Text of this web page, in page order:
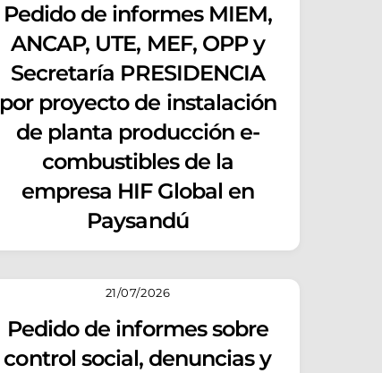
Pedido de informes MIEM,
ANCAP, UTE, MEF, OPP y
Secretaría PRESIDENCIA
por proyecto de instalación
de planta producción e-
combustibles de la
empresa HIF Global en
Paysandú
21/07/2026
Pedido de informes sobre
control social, denuncias y